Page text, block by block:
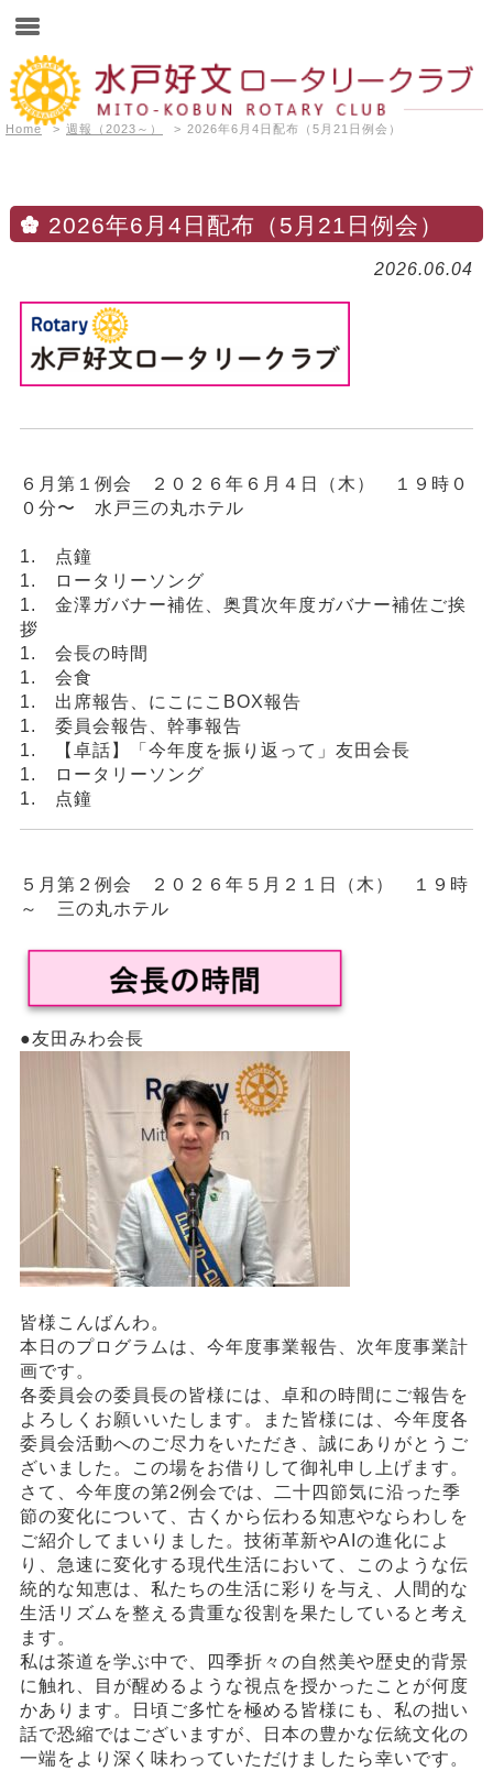
Home > 週報（2023～） > 2026年6月4日配布（5月21日例会）
2026年6月4日配布（5月21日例会）
2026.06.04
６ 月第１例会 ２０２６年６月４日（木） １９時０
０分〜 水戸三の丸ホテル
1. 点鐘
1. ロータリーソング
1. 金澤ガバナー補佐、奥貫次年度ガバナー補佐ご挨
拶
1. 会長の時間
1. 会食
1. 出席報告、にこにこBOX報告
1. 委員会報告、幹事報告
1. 【卓話】「今年度を振り返って」友田会長
1. ロータリーソング
1. 点鐘
５月第２例会 ２０２６年５月２１日（木） １９時
～ 三の丸ホテル
●友田みわ会長
皆様こんばんわ。
本日のプログラムは、今年度事業報告、次年度事業計
画です。
各委員会の委員長の皆様には、卓和の時間にご報告を
よろしくお願いいたします。また皆様には、今年度各
委員会活動へのご尽力をいただき、誠にありがとうご
ざいました。この場をお借りして御礼申し上げます。
さて、今年度の第2例会では、二十四節気に沿った季
節の変化について、古くから伝わる知恵やならわしを
ご紹介してまいりました。技術革新やAIの進化によ
り、急速に変化する現代生活において、このような伝
統的な知恵は、私たちの生活に彩りを与え、人間的な
生活リズムを整える貴重な役割を果たしていると考え
ます。
私は茶道を学ぶ中で、四季折々の自然美や歴史的背景
に触れ、目が醒めるような視点を授かったことが何度
かあります。日頃ご多忙を極める皆様にも、私の拙い
話で恐縮ではございますが、日本の豊かな伝統文化の
一端をより深く味わっていただけましたら幸いです。